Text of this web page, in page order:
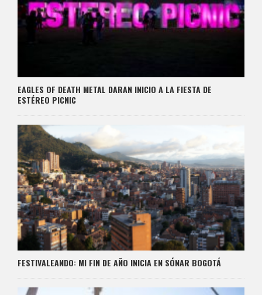
EAGLES OF DEATH METAL DARAN INICIO A LA FIESTA DE
ESTÉREO PICNIC
FESTIVALEANDO: MI FIN DE AÑO INICIA EN SÓNAR BOGOTÁ